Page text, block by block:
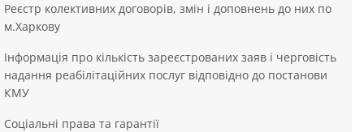
Реєстр колективних договорів, змін і доповнень до них по
м.Харкову
Інформація про кількість зареєстрованих заяв і черговість
надання реабілітаційних послуг відповідно до постанови
КМУ
Соціальні права та гарантії